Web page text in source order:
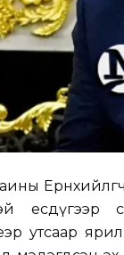
утсаар